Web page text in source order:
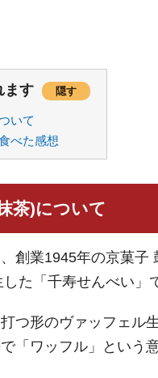
ます 隠す
いて
べた感想
茶)について
創業1945年の京菓子
た「千寿せんべい」
つ形のヴァッフェル
「ワッフル」という